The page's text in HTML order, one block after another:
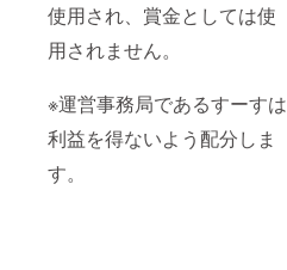
使用され、賞金としては使
用されません。
※運営事務局であるすーすは
利益を得ないよう配分しま
す。